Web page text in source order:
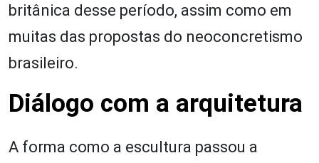
britânica desse período, assim como em
muitas das propostas do neoconcretismo
brasileiro.
Diálogo com a arquitetura
A forma como a escultura passou a